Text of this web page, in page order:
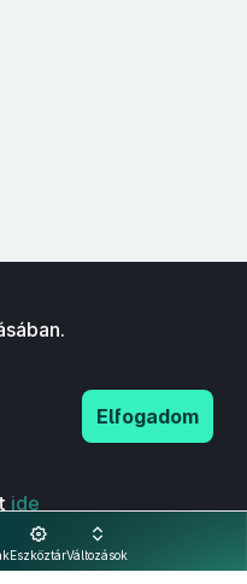
EszköztárVáltozások
ide
Elfogadom